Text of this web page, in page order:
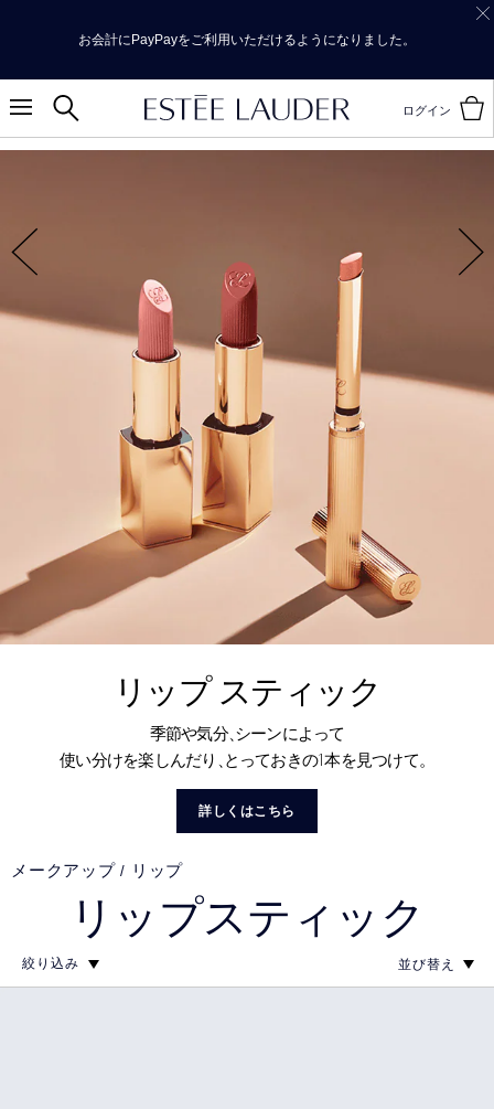
お会計にPayPayをご利用いただけるようになりました。
ログイン
リップ スティック
季節や気分、 シーンによって
使い分けを楽しんだり
とっておきの1本を見つけて。
詳しくはこちら
メークアップ リップ
リップスティック
絞り込み